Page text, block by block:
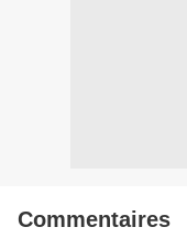
Commentaires